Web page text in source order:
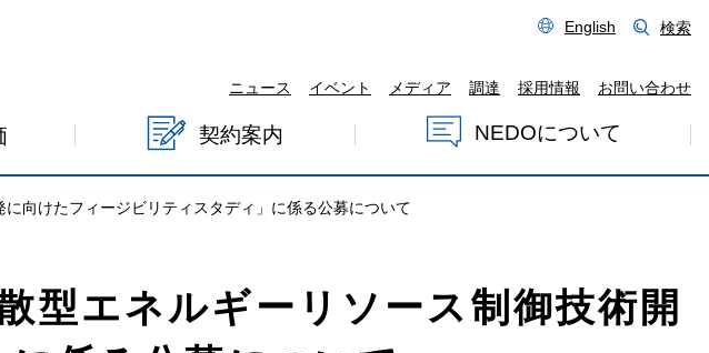
English 検索
ニュース イベント メディア 調達 採用情報 お問い合わせ
契約案内 NEDOについて
向けたフィージビリティスタディ」に係る公募について
型エネルギーリソース制御技術開